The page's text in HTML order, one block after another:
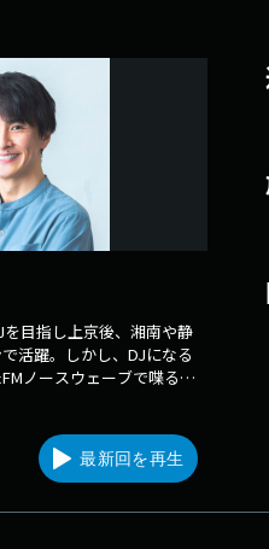
目指し上京後、湘南や静
活躍。しかし、DJになる
ノースウェーブで喋るた
バック！！趣味は、ライ
ナ。カナダ・トロントへ
ストラクターの資格も所持
派！！ ■Twitter
katojun0702/
最新回を再生